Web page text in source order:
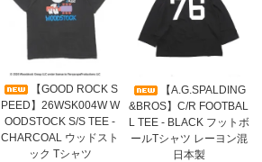
【GOOD ROCK S
PEED】26WSK004W W
OODSTOCK S/S TEE -
CHARCOAL ウッドスト
ック Tシャツ
【A.G.SPALDING
&BROS】C/R FOOTBAL
L TEE - BLACK フットボ
ールTシャツ レーヨン混
日本製